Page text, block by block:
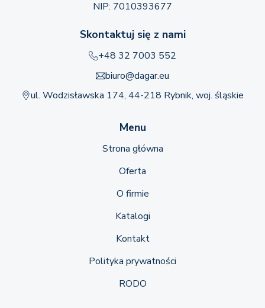
NIP: 7010393677
Skontaktuj się z nami
+48 32 7003 552
biuro@dagar.eu
ul. Wodzisławska 174, 44-218 Rybnik, woj. śląskie
Menu
Strona główna
Oferta
O firmie
Katalogi
Kontakt
Polityka prywatności
RODO